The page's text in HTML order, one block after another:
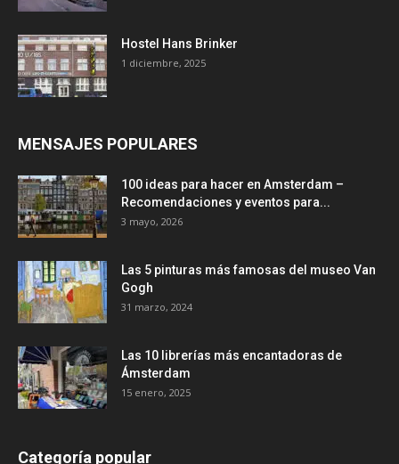
Hostel Hans Brinker
1 diciembre, 2025
MENSAJES POPULARES
100 ideas para hacer en Amsterdam –
Recomendaciones y eventos para...
3 mayo, 2026
Las 5 pinturas más famosas del museo Van
Gogh
31 marzo, 2024
Las 10 librerías más encantadoras de
Ámsterdam
15 enero, 2025
Categoría popular